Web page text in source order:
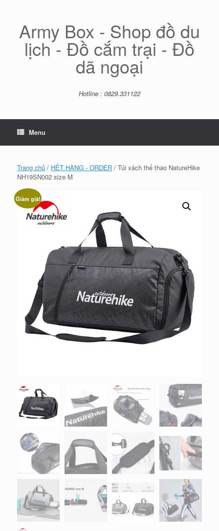
Army Box - Shop đồ du
lịch - Đồ cắm trại - Đồ
dã ngoại
Hotline : 0829.331122
Menu
Trang chủ / HẾT HÀNG - ORDER / Túi xách thể thao NatureHike
NH19SN002 size M
Giảm giá!